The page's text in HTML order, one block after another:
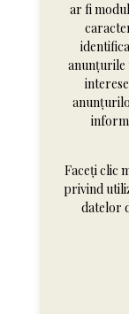
ar fi
anunțurile
Faceți clic
privind
datelor